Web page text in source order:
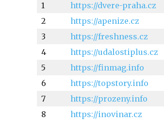
1 https://dvere-praha.cz
2
https://apenize.cz
3
https://freshness.cz
4
https://udalostiplus.cz
5
https://finmag.info
6
https://topstory.info
7
https://prozeny.info
8
https://inovinar.cz